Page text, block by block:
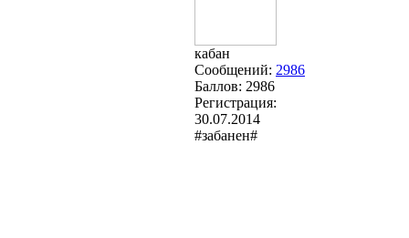
кабан
Сообщений: 2986
Баллов: 2986
Регистрация:
30.07.2014
#забанен#